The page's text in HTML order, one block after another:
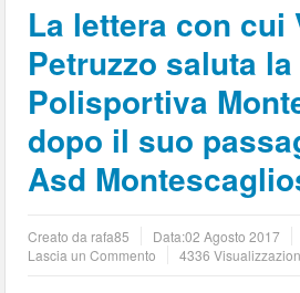
La lettera con cui
Petruzzo saluta la
Polisportiva
dopo il suo
Asd
Creato da rafa85 Data:02 Agosto 2017
Lascia un Commento
4336